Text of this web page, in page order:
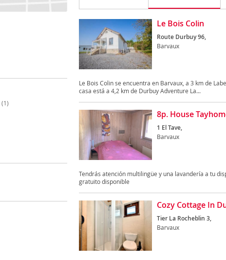
(1)
Le Bois Colin
Route Durbuy 96,
Barvaux
Le Bois Colin se encuentra en Barvaux, a 3 km de
casa está a 4,2 km de Durbuy Adventure La...
8p. House
1 El Tave,
Barvaux
Tendrás atención multilingüe y una lavandería a tu
gratuito disponible
Cozy Cottage In
Tier La Rocheblin 3,
Barvaux